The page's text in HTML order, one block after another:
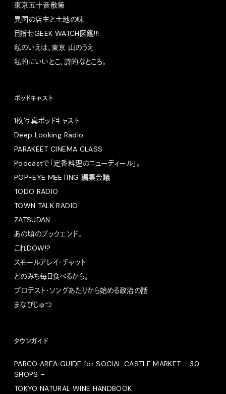
東京五十音散策
異国の店主と土地の味
目指せGEEK WATCH図鑑!!!
私のいえは、東京 山のうえ
私的にいいとこ、詩的なところ。
ポッドキャスト
1枚写真ポッドキャスト
Deep Looking Radio
PARAKEET CINEMA CLASS
Podcastで「定番料理のニューディール」。
POP-EYE MEETING 編集会議
TODO RADIO
TOWN TALK RADIO
ZATSUDAN
あの頃のブックエンド。
これDOW!?
スモールアレイ・チャット
どのみち毎日食べるから。
プロテスト・ソングあたりから始める政治の話
まなびじゅつ
タウンガイド
PARCO AREA GUIDE for SOCIAL CASTLE MARKET – 30
SHOPS –
TOKYO NATURAL WINE HANDBOOK